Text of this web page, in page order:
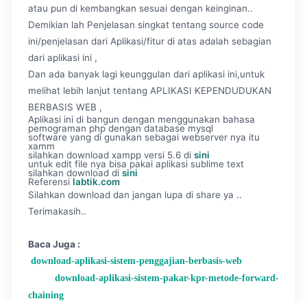
atau pun di kembangkan sesuai dengan keinginan..
Demikian lah Penjelasan singkat tentang source code
ini/penjelasan dari Aplikasi/fitur di atas adalah sebagian
dari aplikasi ini ,
Dan ada banyak lagi keunggulan dari aplikasi ini,untuk
melihat lebih lanjut tentang APLIKASI KEPENDUDUKAN
BERBASIS WEB ,
Aplikasi ini di bangun dengan menggunakan bahasa
pemograman php dengan database mysql
software yang di gunakan sebagai webserver nya itu
xamm
silahkan download xampp versi 5.6 di sini
untuk edit file nya bisa pakai aplikasi sublime text
silahkan download di sini
Referensi labtik.com
Silahkan download dan jangan lupa di share ya ..
Terimakasih..
Baca Juga :
download-aplikasi-sistem-penggajian-berbasis-web
download-aplikasi-sistem-pakar-kpr-metode-forward-
chaining